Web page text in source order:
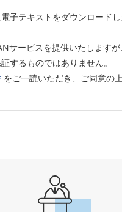
子テキストをダウンロードし
サービスを提供いたします
するものではありません。
をご一読いただき、ご同意の